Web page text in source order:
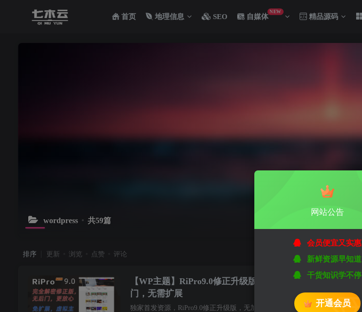
首页 地理信息 SEO 自媒体
NEW
精品源码
wordpress 共59篇
排序 更新 浏览 点赞 评论
【WP主题】RiPro9.0修正升级版，无加密无后
门，无需扩展
独家首发资源，RiPro9.0修正升级版，无加密无后门，无需扩展 本次更新提示： 2月15重点更新：去除了必须安装swoole_loader扩展才能完整使用的限制，现在是彻底的无需扩展了。之前下载过的朋友请...
网站公告
会员便宜又实惠
新鲜资源早知道
干货知识学不停
开通会员